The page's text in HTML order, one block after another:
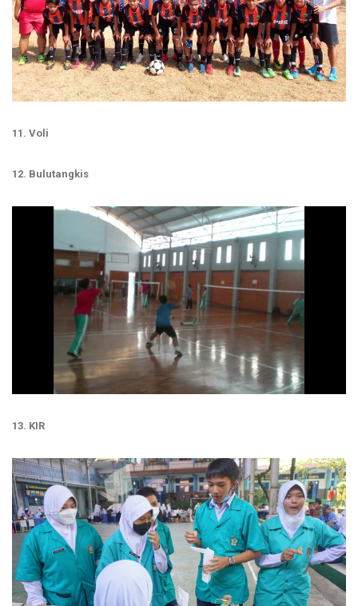
11. Voli
12. Bulutangkis
13. KIR